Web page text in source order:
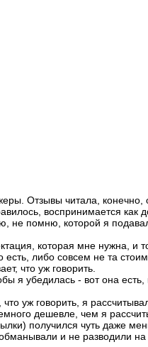
Отзывы читала, конечно,
воспринимается как
помню, которой я
которая мне нужна, и
либо совсем не та
что уж говорить.
я убедилась - вот она есть,
уж говорить, я
дешевле, чем я
получился чуть даже
и не разводили на